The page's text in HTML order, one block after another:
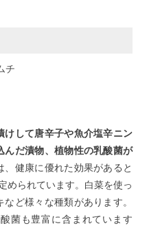
けして唐辛子や魚介塩辛ニン
んだ漬物、植物性の乳酸菌が
、健康に優れた効果があると
められています。白菜を使っ
ど様々な種類があります。
菌も豊富に含まれています